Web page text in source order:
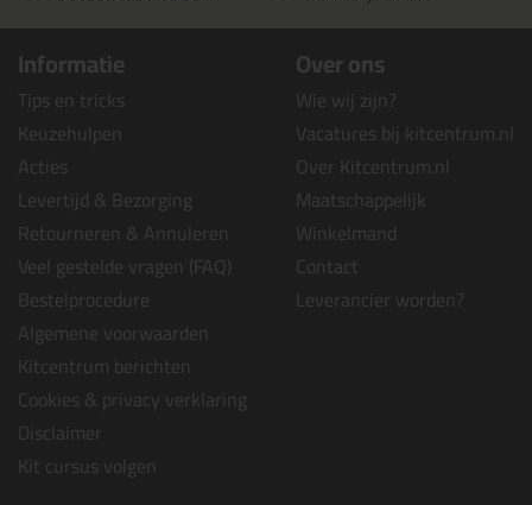
Informatie
Tips en tricks
Keuzehulpen
Acties
Levertijd & Bezorging
Retourneren & Annuleren
Veel gestelde vragen (FAQ)
Bestelprocedure
Algemene voorwaarden
Kitcentrum berichten
Cookies & privacy verklaring
Disclaimer
Kit cursus volgen
Over ons
Wie wij zijn?
Vacatures bij kitcentrum.nl
Over Kitcentrum.nl
Maatschappelijk
Winkelmand
Contact
Leverancier worden?